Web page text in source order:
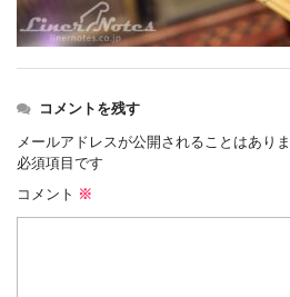
コメントを残す
メールアドレスが公開されることはありま
必須項目です
コメント ※